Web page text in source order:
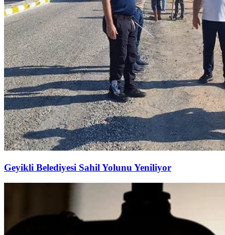
Geyikli Belediyesi Sahil Yolunu Yeniliyor